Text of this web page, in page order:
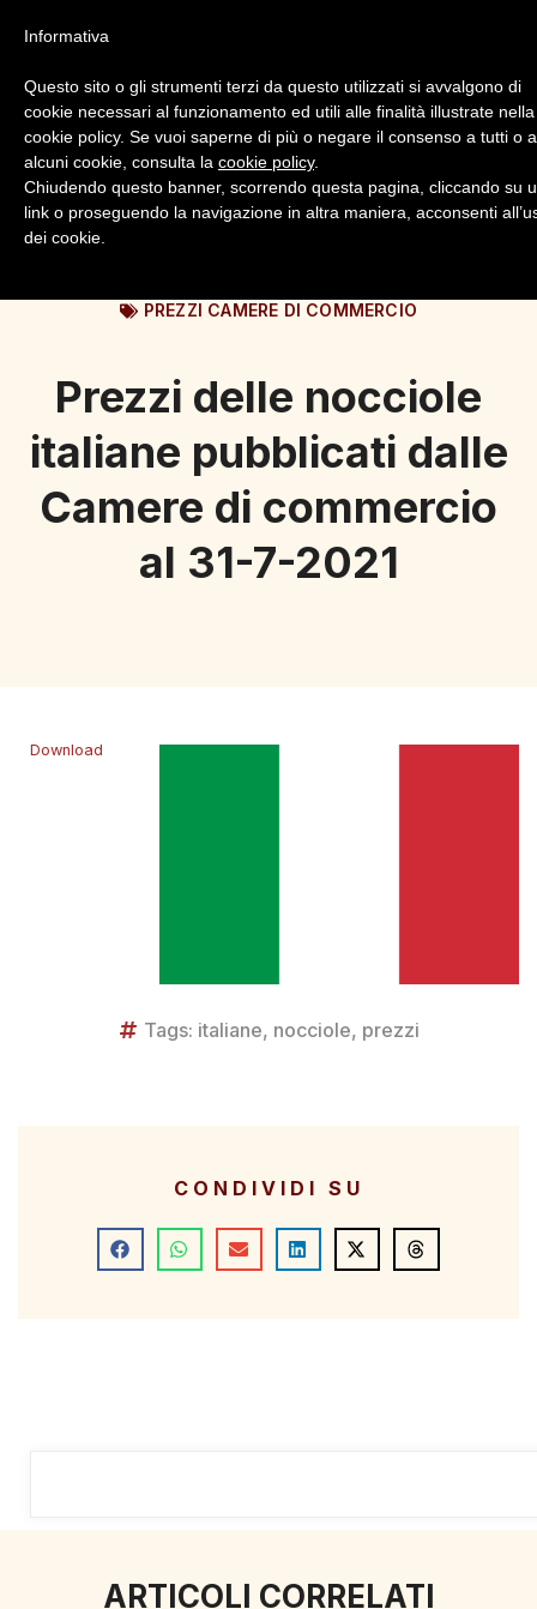
Login Registrazione
PREZZI CAMERE DI COMMERCIO
Prezzi delle nocciole
italiane pubblicati dalle
Camere di commercio
al 31-7-2021
Download
Tags: italiane, nocciole, prezzi
CONDIVIDI SU
ARTICOLI CORRELATI
Informativa
Questo sito o gli strumenti terzi da questo utilizzati si avvalgono di
cookie necessari al funzionamento ed utili alle finalità illustrate nella
cookie policy. Se vuoi saperne di più o negare il consenso a tutti o
alcuni cookie, consulta la cookie policy.
Chiudendo questo banner, scorrendo questa pagina, cliccando su
link o proseguendo la navigazione in altra maniera, acconsenti
dei cookie.